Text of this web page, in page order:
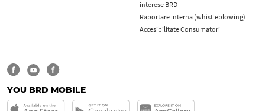
interese BRD
Raportare interna (whistleblowing)
Accesibilitate Consumatori
YOU BRD MOBILE